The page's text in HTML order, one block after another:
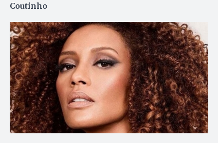
Coutinho